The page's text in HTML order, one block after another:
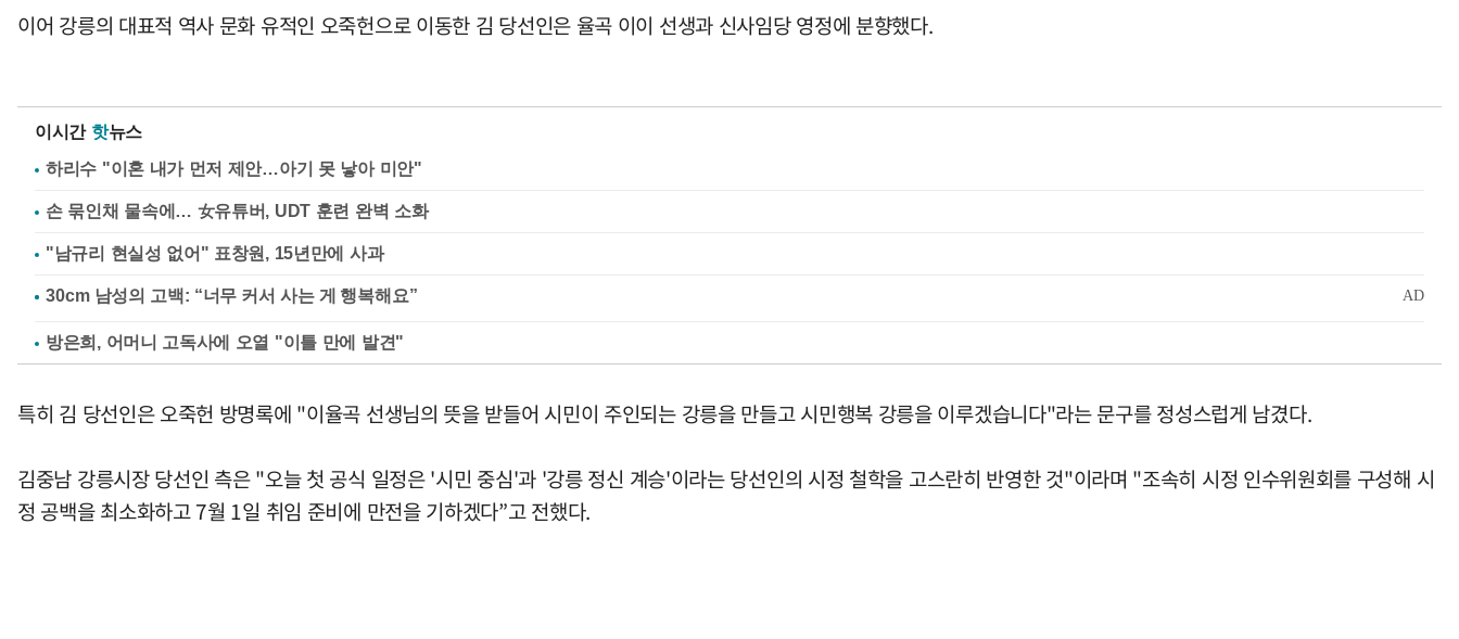
이어 강릉의 대표적 역사 문화 유적인 오죽헌으로 이동한 김 당선인은 율곡 이이 선생과 신사임당 영정에 분향했다.
이시간 핫뉴스
하리수 "이혼 내가 먼저 제안…아기 못 낳아 미안"
손 묶인채 물속에… 女유튜버, UDT 훈련 완벽 소화
"남규리 현실성 없어" 표창원, 15년만에 사과
방은희, 어머니 고독사에 오열 "이틀 만에 발견"
특히 김 당선인은 오죽헌 방명록에 "이율곡 선생님의 뜻을 받들어 시민이 주인되는 강릉을 만들고 시민행복 강릉을 이루겠습니다"라는 문구를 정성스럽게 남겼다.
김중남 강릉시장 당선인 측은 "오늘 첫 공식 일정은 '시민 중심'과 '강릉 정신 계승'이라는 당선인의 시정 철학을 고스란히 반영한 것"이라며 "조속히 시정 인수위원회를 구성해 시
정 공백을 최소화하고 7월 1일 취임 준비에 만전을 기하겠다”고 전했다.